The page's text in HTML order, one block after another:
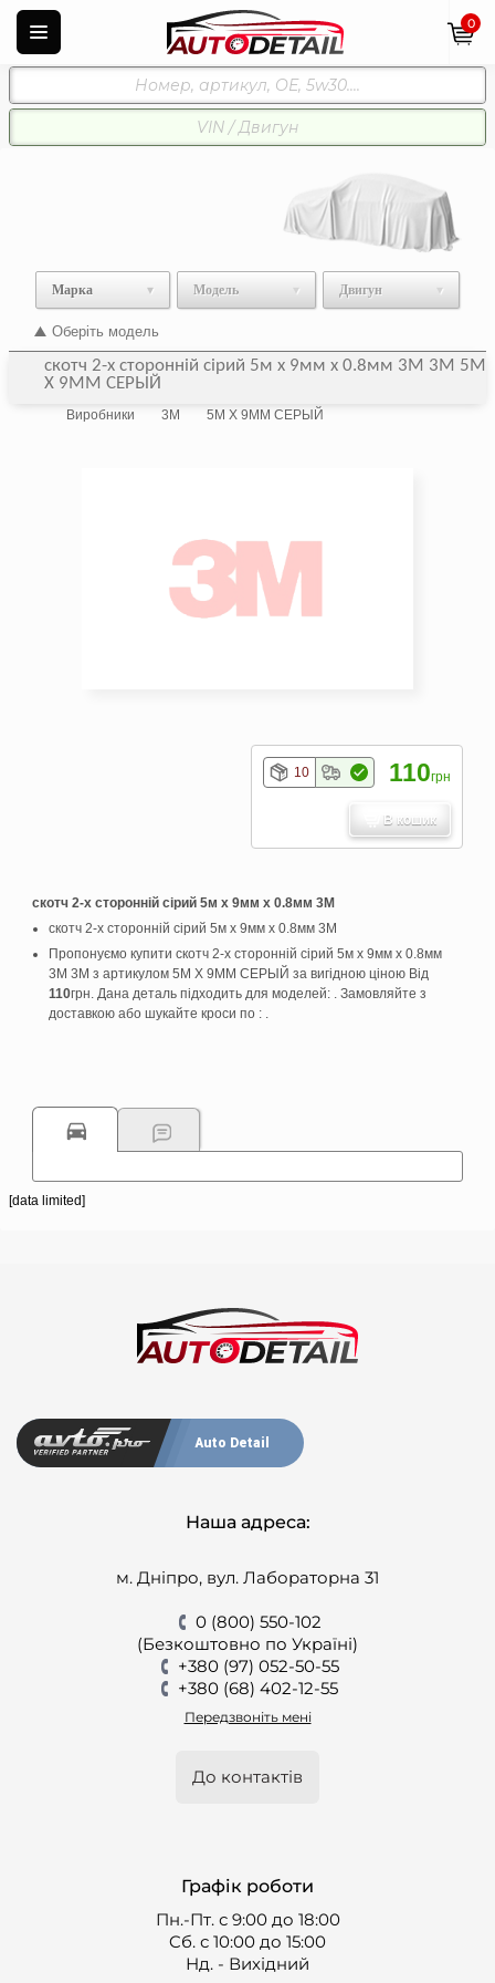
0
Марка Модель Двигун
Оберіть модель
скотч 2-х сторонній сірий 5м х 9мм х 0.8мм 3М 3M 5М
Х 9ММ СЕРЫЙ
Виробники 3M 5М Х 9ММ СЕРЫЙ
скотч 2-х сторонній сірий 5м х 9мм х 0.8мм 3М
скотч 2-х сторонній сірий 5м х 9мм х 0.8мм 3М
Пропонуємо купити скотч 2-х сторонній сірий 5м х 9мм х 0.8мм
3М 3M з артикулом 5М Х 9ММ СЕРЫЙ за вигідною ціною Від
110грн. Дана деталь підходить для моделей: . Замовляйте з
доставкою або шукайте кроси по : .
10 110грн
В кошик
[data limited]
Auto Detail
Наша адреса:
м. Дніпро, вул. Лабораторна 31
0 (800) 550-102
(Безкоштовно по Україні)
+380 (97) 052-50-55
+380 (68) 402-12-55
Передзвоніть мені
До контактів
Графік роботи
Пн.-Пт. с 9:00 до 18:00
Cб. с 10:00 до 15:00
Нд. - Вихідний